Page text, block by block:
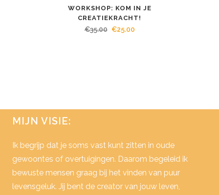
AANBIEDINGWORKSHOP: KOM IN JE
CREATIEKRACHT!
€35.00 Oorspronkelijke
€25.00Huidige
MIJN VISIE:
Ik begrijp dat je soms vast kunt zitten in oude
gewoontes of overtuigingen. Daarom begeleid ik
bewuste mensen graag bij het vinden van puur
levensgeluk. Jij bent de creator van jouw leven,